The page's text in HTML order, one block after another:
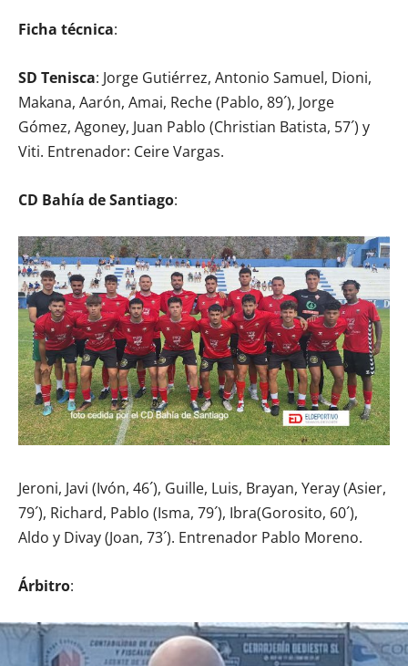
Ficha técnica:
SD Tenisca: Jorge Gutiérrez, Antonio Samuel, Dioni,
Makana, Aarón, Amai, Reche (Pablo, 89´), Jorge
Gómez, Agoney, Juan Pablo (Christian Batista, 57´) y
Viti. Entrenador: Ceire Vargas.
CD Bahía de Santiago:
Jeroni, Javi (Ivón, 46´), Guille, Luis, Brayan, Yeray (Asier,
79´), Richard, Pablo (Isma, 79´), Ibra(Gorosito, 60´),
Aldo y Divay (Joan, 73´). Entrenador Pablo Moreno.
Árbitro: